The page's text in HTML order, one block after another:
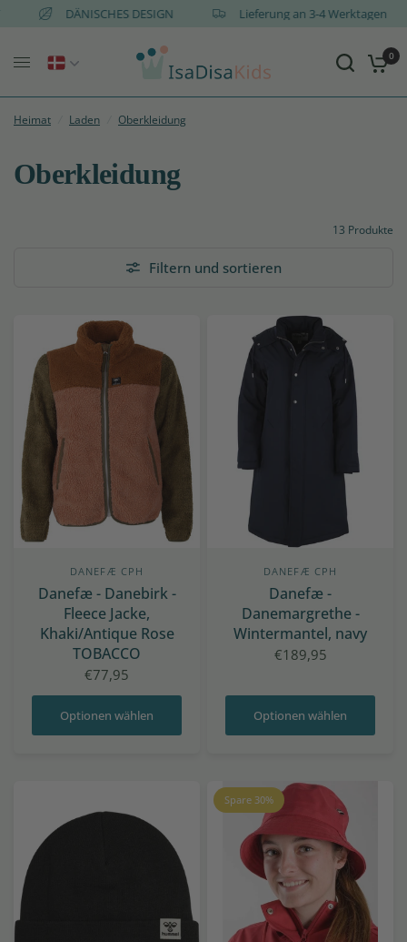
DÄNISCHES DESIGN Lieferung an 3-4 Werktagen
0
Heimat Laden Oberkleidung
Oberkleidung
13 Produkte
Filtern und sortieren
DANEFÆ CPH
Danefæ - Danebirk -
Fleece Jacke,
Khaki/Antique Rose
TOBACCO
€77,95
Optionen wählen
DANEFÆ CPH
Danefæ -
Danemargrethe -
Wintermantel, navy
€189,95
Optionen wählen
Spare 30%